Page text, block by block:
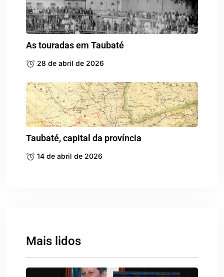
As touradas em Taubaté
28 de abril de 2026
Taubaté, capital da província
14 de abril de 2026
Mais lidos